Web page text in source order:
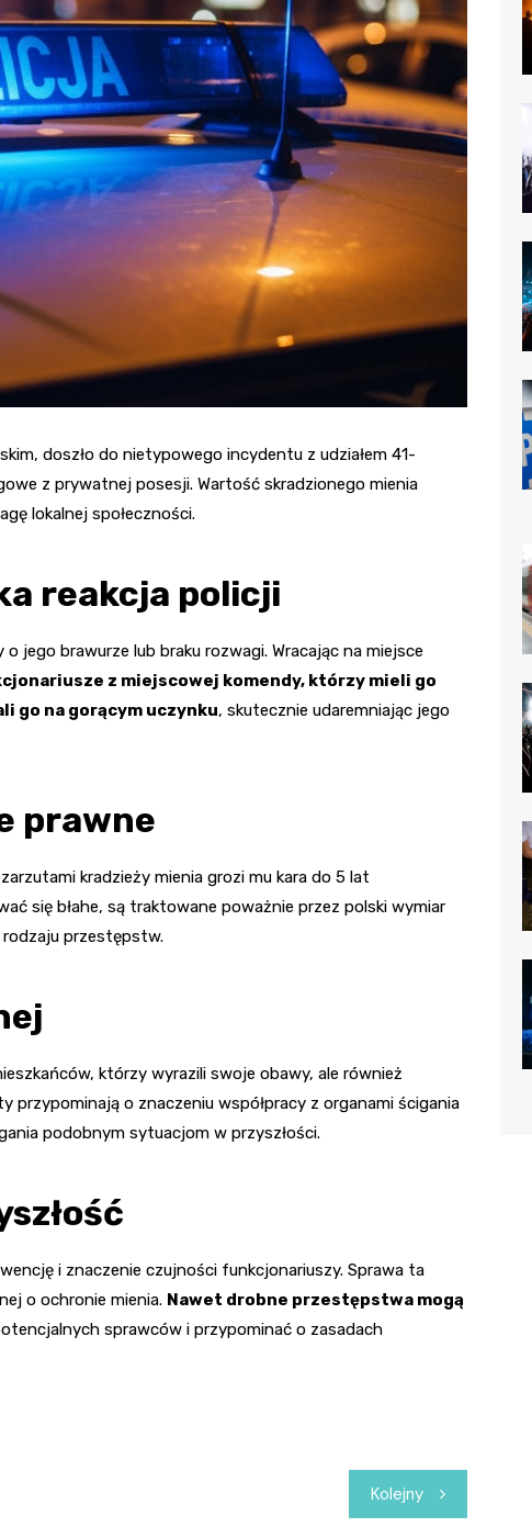
Fryzjer
Kino
Poczta
doszło do nietypowego incydentu z udziałem 41-
z prywatnej posesji. Wartość skradzionego mienia
lokalnej społeczności.
reakcja policji
jego brawurze lub braku rozwagi. Wracając na miejsce
z miejscowej komendy, którzy mieli go
go na gorącym uczynku, skutecznie udaremniając jego
prawne
kradzieży mienia grozi mu kara do 5 lat
się błahe, są traktowane poważnie przez polski wymiar
przestępstw.
którzy wyrazili swoje obawy, ale również
przypominają o znaczeniu współpracy z organami ścigania
podobnym sytuacjom w przyszłości.
i znaczenie czujności funkcjonariuszy. Sprawa ta
o ochronie mienia. Nawet drobne przestępstwa mogą
sprawców i przypominać o zasadach
Kolejny